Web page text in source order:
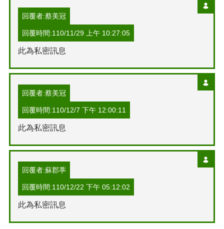
回覆者:蔡美冠
回覆時間:110/11/29 上午 10:27:05
此為私密訊息
回覆者:蔡美冠
回覆時間:110/12/7 下午 12:00:11
此為私密訊息
回覆者:蘇郡葶
回覆時間:110/12/22 下午 05:12:02
此為私密訊息